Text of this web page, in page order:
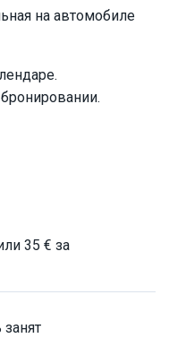
на автомобиле
35 € за